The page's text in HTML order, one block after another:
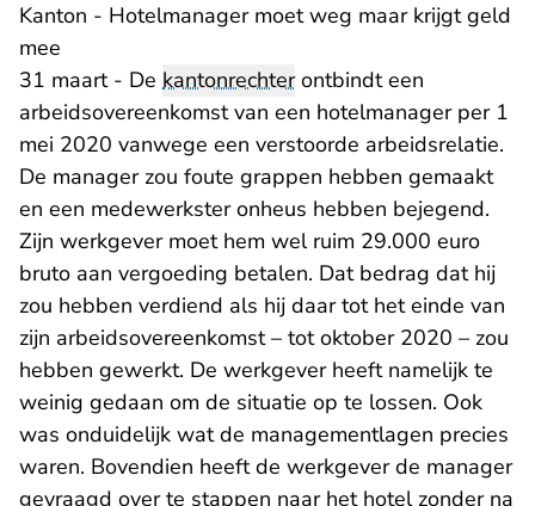
Kanton - Hotelmanager moet weg maar krijgt geld
mee
31 maart - De kantonrechterontbindt een
arbeidsovereenkomst van een hotelmanager per 1
mei 2020 vanwege een verstoorde arbeidsrelatie.
De manager zou foute grappen hebben gemaakt
en een medewerkster onheus hebben bejegend.
Zijn werkgever moet hem wel ruim 29.000 euro
bruto aan vergoeding betalen. Dat bedrag dat hij
zou hebben verdiend als hij daar tot het einde van
zijn arbeidsovereenkomst – tot oktober 2020 – zou
hebben gewerkt. De werkgever heeft namelijk te
weinig gedaan om de situatie op te lossen. Ook
was onduidelijk wat de managementlagen precies
waren. Bovendien heeft de werkgever de manager
gevraagd over te stappen naar het hotel zonder na